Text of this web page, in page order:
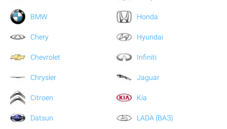
BMW
Chery
Chevrolet
Chrysler
Citroen
Datsun
Honda
Hyundai
Infiniti
Jaguar
Kia
LADA (ВАЗ)